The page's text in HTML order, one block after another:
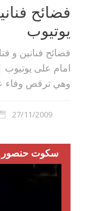
فضائح
يوتيوب
فضائح فنانين و
امام على
وهي ترقص وفاء
27/11/2009
سكوت حنصور